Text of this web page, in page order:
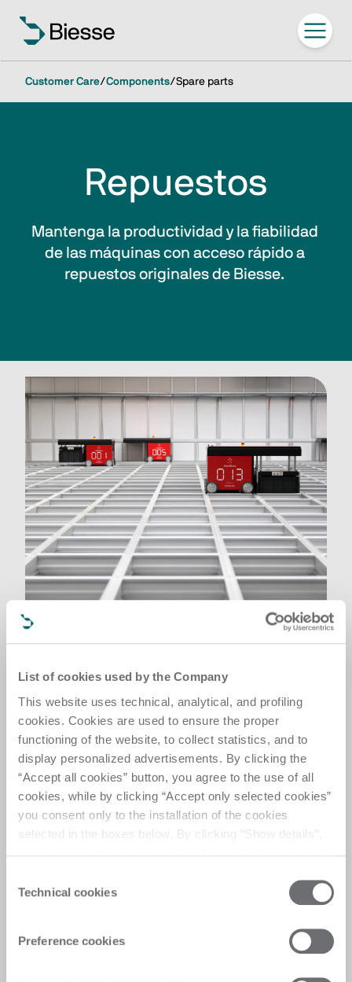
List of cookies used by the Company
This website uses technical, analytical, and profiling
cookies. Cookies are used to ensure the proper
functioning of the website, to collect statistics, and to
display personalized advertisements. By clicking the
“Accept all cookies” button, you agree to the use of all
cookies, while by clicking “Accept only selected cookies”
you consent only to the installation of the cookies
selected in the boxes below. By clicking “Show details”,
Click here to view the privacy policy.
Selection
Technical cookies
Preference cookies
Customer Care/Components/Spare parts
Repuestos
Mantenga la productividad y la fiabilidad
de las máquinas con acceso rápido a
repuestos originales de Biesse.
Programas Prime.
Garantice un acceso rápido a repuestos originales
mediante programas específicos diseñados para
reducir los tiempos de inactividad y mantener la
productividad.
Solicita asistencia